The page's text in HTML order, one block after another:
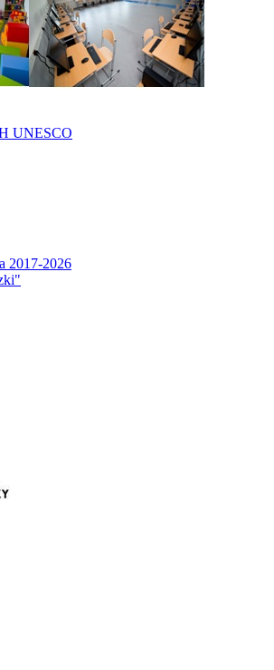
UNESCO
2017-2026